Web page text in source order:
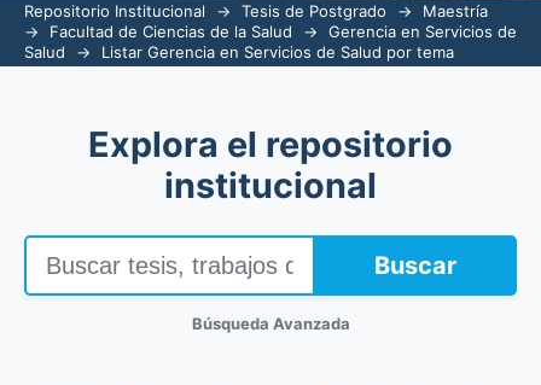
Repositorio Institucional → Tesis de Postgrado →
Maestría
→
Facultad de Ciencias de la Salud →
Gerencia en Servicios de
Salud
→ Listar Gerencia en Servicios de Salud por tema
Explora el repositorio
institucional
Buscar
Búsqueda Avanzada